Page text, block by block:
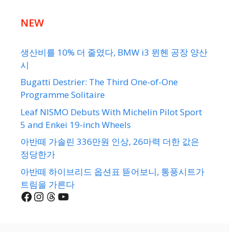
NEW
생산비를 10% 더 줄였다, BMW i3 뮌헨 공장 양산
시
Bugatti Destrier: The Third One-of-One
Programme Solitaire
Leaf NISMO Debuts With Michelin Pilot Sport
5 and Enkei 19-inch Wheels
아반떼 가솔린 336만원 인상, 26마력 더한 값은
정당한가
아반떼 하이브리드 옵션표 뜯어보니, 통풍시트가
트림을 가른다
Facebook
Instagram
Threads
YouTube